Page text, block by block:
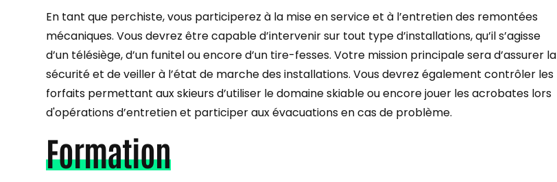
En tant que perchiste, vous participerez à la mise en service et à l’entretien des remontées
mécaniques. Vous devrez être capable d’intervenir sur tout type d’installations, qu’il s’agisse
d’un télésiège, d’un funitel ou encore d’un tire-fesses. Votre mission principale sera d’assurer la
sécurité et de veiller à l’état de marche des installations. Vous devrez également contrôler les
forfaits permettant aux skieurs d’utiliser le domaine skiable ou encore jouer les acrobates lors
d'opérations d’entretien et participer aux évacuations en cas de problème.
Formation